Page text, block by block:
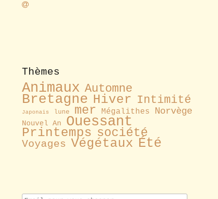
Thèmes
Animaux Automne
Bretagne Hiver Intimité
Japonais lune mer Mégalithes Norvège
Nouvel An Ouessant
Printemps société
Voyages Végétaux Été